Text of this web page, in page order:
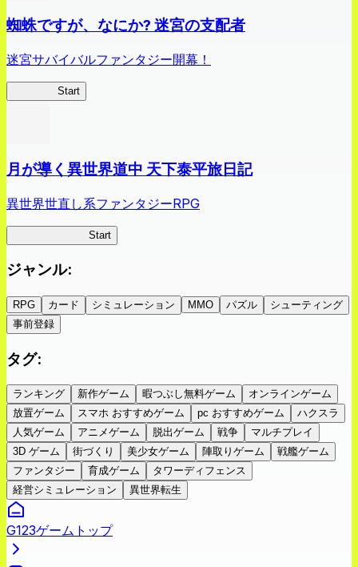
蜘蛛ですが、なにか? 迷宮の支配者
迷宮サバイバルファンタジー開幕！
Start
月が導く異世界道中 天下泰平旅日記
異世界世直し系ファンタジーRPG
Start
ジャンル:
RPG カード シミュレーション MMO パズル
シューティング
事前登録
タグ:
ランキング 新作ゲーム 暇つぶし無料ゲーム
オンラインゲーム
放置ゲーム
スマホ おすすめゲーム pc おすすめゲーム
ハクスラ
人気ゲーム
アニメゲーム 脱出ゲーム 戦争
マルチプレイ
3D ゲーム
街づくり 美少女ゲーム 陣取りゲーム
戦艦ゲーム
ファンタジー
育成ゲーム
タワーディフェンス
経営シミュレーション
異世界転生
G123ゲームトップ